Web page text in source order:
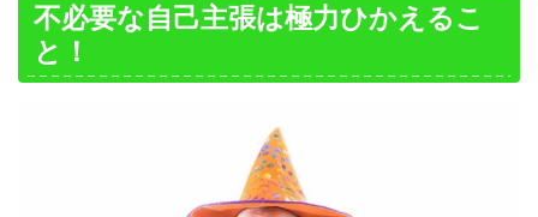
不必要な自己主張は極力ひかえるこ
と！